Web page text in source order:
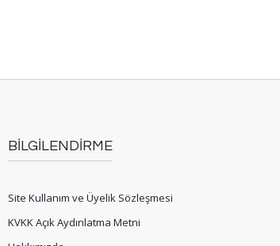
BİLGİLENDİRME
Site Kullanım ve Üyelik Sözleşmesi
KVKK Açık Aydınlatma Metni